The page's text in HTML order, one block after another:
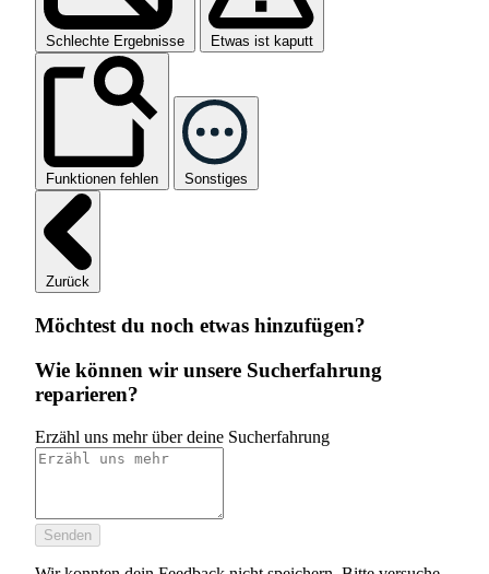
Schlechte Ergebnisse Etwas ist kaputt
Funktionen fehlen Sonstiges
Zurück
Möchtest du noch etwas hinzufügen?
Wie können wir unsere Sucherfahrung
reparieren?
Erzähl uns mehr über deine Sucherfahrung
Senden